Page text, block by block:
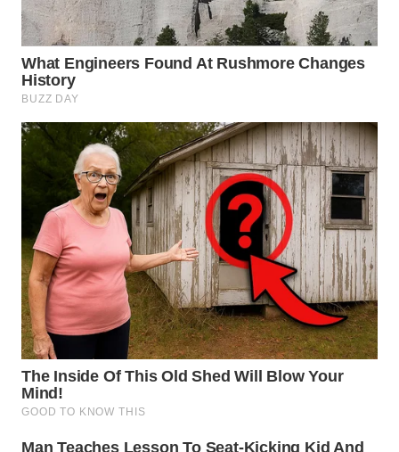
WN
TEBING
TINGGI
WN
WN
KARAWANG
BEKASI
WN
BOGOR
WN
DEPOK
TAPANULI